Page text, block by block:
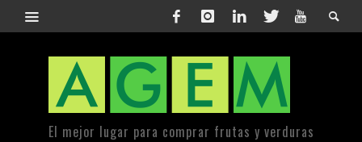
El mejor lugar para comprar frutas y verduras